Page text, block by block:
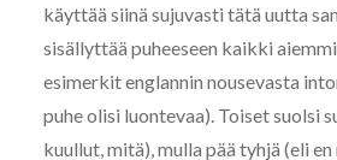
käyttää siinä sujuvasti tätä uutta
sisällyttää puheeseen kaikki
esimerkit englannin nousevasta
puhe olisi luontevaa). Toiset suolsi
kuullut, mitä), mulla pää tyhjä (eli